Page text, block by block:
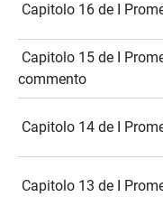
Capitolo 16 de I
Capitolo 15 de I
commento
Capitolo 14 de I
Capitolo 13 de I